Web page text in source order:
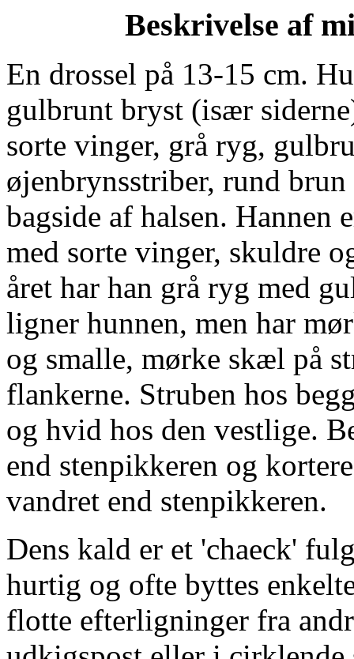
Beskrivelse af
En drossel på 13-15 cm.
gulbrunt bryst (især
sorte vinger, grå ryg,
øjenbrynsstriber, rund
bagside af halsen.
med sorte vinger, skuldre
året har han grå ryg med
ligner hunnen, men har
og smalle, mørke skæl på
flankerne. Struben hos
og hvid hos den vestlige.
end stenpikkeren og
vandret end stenpikkeren.
Dens kald er et 'chaeck'
hurtig og ofte byttes
flotte efterligninger fra